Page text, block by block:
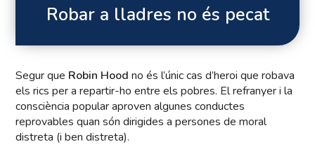
Robar a lladres no és pecat
Segur que Robin Hood no és l’únic cas d’heroi que robava
els rics per a repartir-ho entre els pobres. El refranyer i la
consciència popular aproven algunes conductes
reprovables quan són dirigides a persones de moral
distreta (i ben distreta).